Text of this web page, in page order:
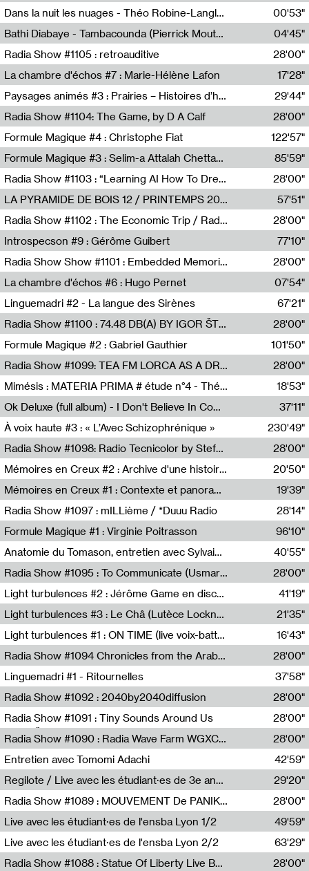
Pierrick Mouton,Diarra Niang
Dans la nuit les nuages - Théo Robine-Langlois
Théo Robine-Langlois,LD Beat
00'53"
Bathi Diabaye - Tambacounda (Pierrick Mouton)
Pierrick Mouton,Bathi Diabaye
04'45"
Radia Show #1105 : retroauditive
Soundart Radio
28'00"
La chambre d'échos #7 : Marie-Hélène Lafon
Revue Les Chambres,Marie-Hélène Lafon
17'28"
Paysages animés #3 : Prairies – Histoires d’herbes et d’humains
Anne Simon
29'44"
Radia Show #1104: The Game, by D A Calf
Radio One NZ
28'00"
Formule Magique #4 : Christophe Fiat
Nathalie Lacroix
122'57"
Formule Magique #3 : Selim-a Attalah Chettaoui
Nathalie Lacroix,Selim-a Attalah Chettaoui
85'59"
Radia Show #1103 : “Learning AI How To Dream” by Sebastian Dingens (Radio Campus Bruxelles)
Radio Campus Bruxelles
28'00"
LA PYRAMIDE DE BOIS 12 / PRINTEMPS 2026
Sammy Stein
57'51"
Radia Show #1102 : The Economic Trip / Radio Grenouille
Radio Grenouille
28'00"
Introspecson #9 : Gérôme Guibert
Pierre Henry,Gérôme Guibert
77'10"
Radia Show Show #1101 : Embedded Memories by Jimmy Peggie / radioart106
Jimmy Peggie,radioart106
28'00"
La chambre d'échos #6 : Hugo Pernet
Revue Les Chambres,Hugo Pernet
07'54"
Linguemadri #2 - La langue des Sirènes
Meris Angioletti
67'21"
Radia Show #1100 : 74.48 DB(A) BY IGOR ŠTROMAJER FOR RADIO X
radio x
28'00"
Formule Magique #2 : Gabriel Gauthier
Nathalie Lacroix,Gabriel Gauthier
101'50"
Radia Show #1099: TEA FM LORCA AS A DREAM
TEAFM
28'00"
Mimésis : MATERIA PRIMA # étude n°4 - Théâtre de l’Aquarium
Francesco Russo,Scuola della Crisi
18'53"
Ok Deluxe (full album) - I Don't Believe In Computing
37'11"
À voix haute #3 : « L’Avec Schizophrénique »
230'49"
Radia Show #1098: Radio Tecnicolor by Stefan Nussbaumer & Georg Zichy (Radio Orange 94.0)
Radio Orange 94.0
28'00"
Mémoires en Creux #2 : Archive d'une histoire artistique
Sophie Auger-Grappin
20'50"
Mémoires en Creux #1 : Contexte et panorama
Sophie Auger-Grappin
19'39"
Radia Show #1097 : mILLième / *Duuu Radio
28'14"
Formule Magique #1 : Virginie Poitrasson
Nathalie Lacroix,Virginie Poitrasson
96'10"
Anatomie du Tomason, entretien avec Sylvain Cardonnel
Loraine Baud,Sylvain Cardonnel
40'55"
Radia Show #1095 : To Communicate (Usmaradio)
Usmaradio
28'00"
Light turbulences #2 : Jérôme Game en discussion avec Thomas Corlin
41'19"
Light turbulences #3 : Le Châ (Lutèce Lockness)
Lutèce Lockness
21'35"
Light turbulences #1 : ON TIME (live voix-batterie) avec Jérôme Game & Jean-Michel Espitallier
Jérôme Game,Jean-Michel Espitallier
16'43"
Radia Show #1094 Chronicles from the Arab Cold War by Ghazi Barakat
Reboot.fm
28'00"
Linguemadri #1 - Ritournelles
Meris Angioletti
37'58"
Radia Show #1092 : 2040by2040diffusion
Diffusion FM
28'00"
Radia Show #1091 : Tiny Sounds Around Us
Radio Študent
28'00"
Radia Show #1090 : Radia Wave Farm WGXC Corey De Juan Sherrard Jr Startalk
Wave Farm
28'00"
Entretien avec Tomomi Adachi
Tomomi Adachi,Loraine Baud
42'59"
Regilote / Live avec les étudiant·es de 3e année de l'EMA
Nima Henryon,Athéna Noël,Amir Genillon,Ibourayane Ahmadi,Manelle Cherrih,Honorine Gibello,John Weeber,Manon Joseph
29'20"
Radia Show #1089 : MOUVEMENT De PANIK (Radio Panik)
Radio Panik
28'00"
Live avec les étudiant·es de l'ensba Lyon 1/2
49'59"
Live avec les étudiant·es de l'ensba Lyon 2/2
63'29"
Radia Show #1088 : Statue Of Liberty Live By Ed Baxter (Resonance)
28'00"